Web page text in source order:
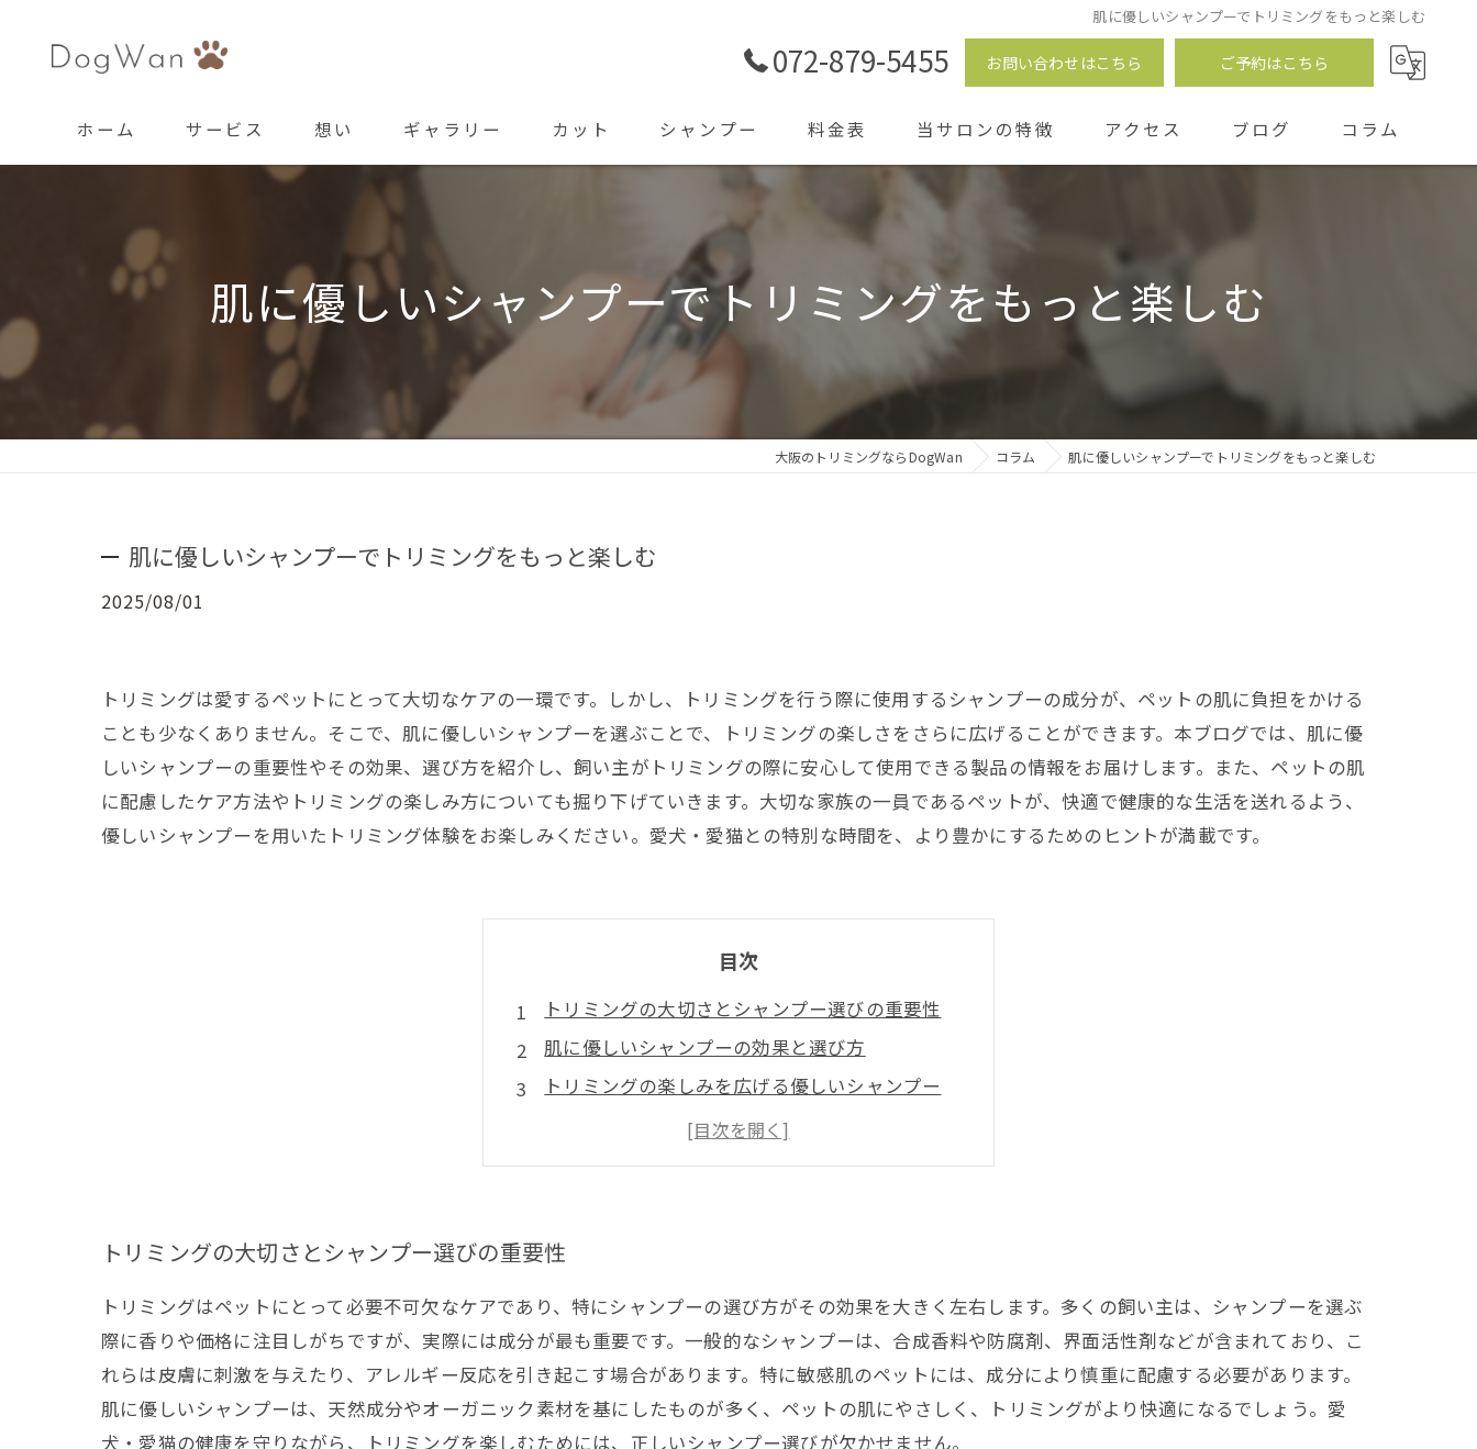
肌に優しいシャンプーでトリミングをもっと楽しむ
072-879-5455 お問い合わせはこちら ご予約はこちら
ホーム サービス 想い ギャラリー カット シャンプー 料金表 当サロンの特徴
ごあいさつ
ホテル
送迎
アクセス ブログ コラム
肌に優しいシャンプーでトリミングをもっと楽しむ
大阪のトリミングならDogWan コラム 肌に優しいシャンプーでトリミングをもっと楽しむ
肌に優しいシャンプーでトリミングをもっと楽しむ
2025/08/01
トリミングは愛するペットにとって大切なケアの一環です。しかし、トリミングを行う際に使用するシャンプーの成分が、ペットの肌に負担をかける
ことも少なくありません。そこで、肌に優しいシャンプーを選ぶことで、トリミングの楽しさをさらに広げることができます。本ブログでは、肌に優
しいシャンプーの重要性やその効果、選び方を紹介し、飼い主がトリミングの際に安心して使用できる製品の情報をお届けします。また、ペットの肌
に配慮したケア方法やトリミングの楽しみ方についても掘り下げていきます。大切な家族の一員であるペットが、快適で健康的な生活を送れるよう、
優しいシャンプーを用いたトリミング体験をお楽しみください。愛犬・愛猫との特別な時間を、より豊かにするためのヒントが満載です。
目次
トリミングの大切さとシャンプー選びの重要性
肌に優しいシャンプーの効果と選び方
トリミングの楽しみを広げる優しいシャンプー
ペットの肌と健康を守るケア方法
愛犬・愛猫との特別なトリミング体験を楽しもう
トリミングの大切さとシャンプー選びの重要性
トリミングはペットにとって必要不可欠なケアであり、特にシャンプーの選び方がその効果を大きく左右します。多くの飼い主は、シャンプーを選ぶ
際に香りや価格に注目しがちですが、実際には成分が最も重要です。一般的なシャンプーは、合成香料や防腐剤、界面活性剤などが含まれており、こ
れらは皮膚に刺激を与えたり、アレルギー反応を引き起こす場合があります。特に敏感肌のペットには、成分により慎重に配慮する必要があります。
肌に優しいシャンプーは、天然成分やオーガニック素材を基にしたものが多く、ペットの肌にやさしく、トリミングがより快適になるでしょう。愛
犬・愛猫の健康を守りながら、トリミングを楽しむためには、正しいシャンプー選びが欠かせません。